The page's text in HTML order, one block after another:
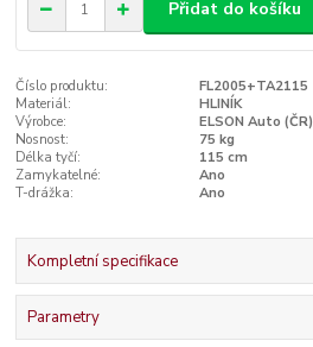
Přidat do košíku
Číslo produktu:
FL2005+TA2115
Materiál:
HLINÍK
Výrobce:
ELSON Auto (ČR)
Nosnost:
75 kg
Délka tyčí:
115 cm
Zamykatelné:
Ano
T-drážka:
Ano
Kompletní specifikace
Parametry